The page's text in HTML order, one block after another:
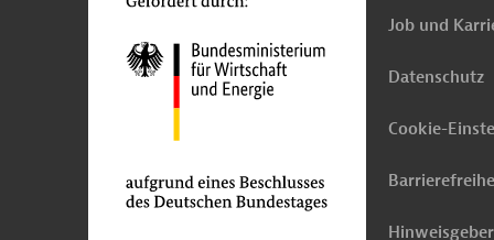
Job und
Datenschutz
Cookie-